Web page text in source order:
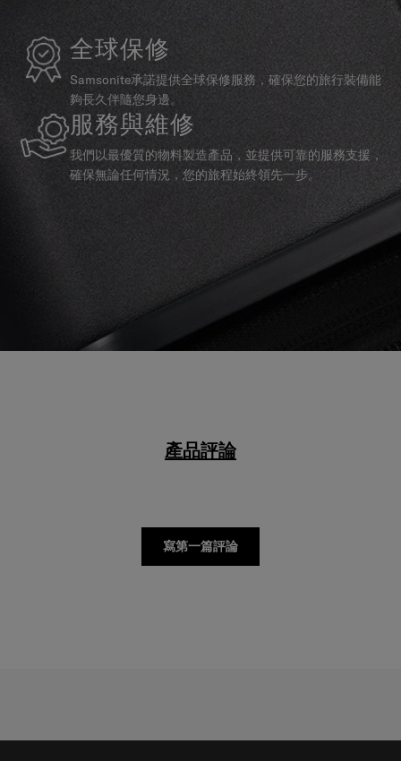
全球保修
Samsonite承諾提供全球保修服務，確保您的旅行裝備能
夠長久伴隨您身邊。
服務與維修
我們以最優質的物料製造產品，並提供可靠的服務支援，
確保無論任何情況，您的旅程始終領先一步。
產品評論
寫第一篇評論